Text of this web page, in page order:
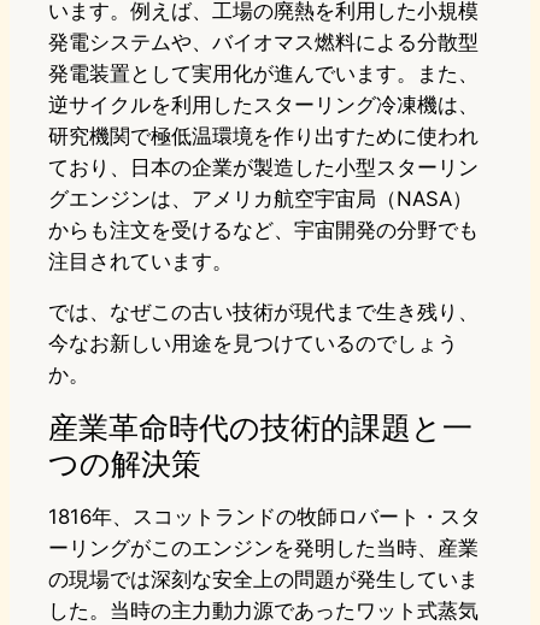
います。例えば、工場の廃熱を利用した小規模
発電システムや、バイオマス燃料による分散型
発電装置として実用化が進んでいます。また、
逆サイクルを利用したスターリング冷凍機は、
研究機関で極低温環境を作り出すために使われ
ており、日本の企業が製造した小型スターリン
グエンジンは、アメリカ航空宇宙局（NASA）
からも注文を受けるなど、宇宙開発の分野でも
注目されています。
では、なぜこの古い技術が現代まで生き残り、
今なお新しい用途を見つけているのでしょう
か。
産業革命時代の技術的課題と一
つの解決策
1816年、スコットランドの牧師ロバート・スタ
ーリングがこのエンジンを発明した当時、産業
の現場では深刻な安全上の問題が発生していま
した。当時の主力動力源であったワット式蒸気